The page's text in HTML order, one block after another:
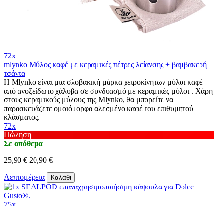
72x
mlynko Μύλος καφέ με κεραμικές πέτρες λείανσης + βαμβακερή
τσάντα
Η Mlynko είναι μια σλοβακική μάρκα χειροκίνητων μύλοι καφέ
από ανοξείδωτο χάλυβα σε συνδυασμό με κεραμικές μύλοι . Χάρη
στους κεραμικούς μύλους της Mlynko, θα μπορείτε να
παρασκευάζετε ομοιόμορφα αλεσμένο καφέ του επιθυμητού
κλάσματος.
72x
Πώληση
Σε απόθεμα
25,90 € 20,90 €
Λεπτομέρεια Καλάθι